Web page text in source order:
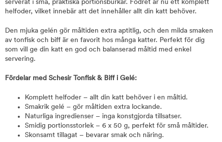
serverat i små, praktiska portionsburkar. Fodret är nu ett komplett
helfoder, vilket innebär att det innehåller allt din katt behöver.
Den mjuka gelén gör måltiden extra aptitlig, och den milda smaken
av tonfisk och biff är en favorit hos många katter. Perfekt för dig
som vill ge din katt en god och balanserad måltid med enkel
servering.
Fördelar med Schesir Tonfisk & Biff i Gelé:
Komplett helfoder – allt din katt behöver i en måltid.
Smakrik gelé – gör måltiden extra lockande.
Naturliga ingredienser – inga konstgjorda tillsatser.
Smidig portionsstorlek – 6 x 50 g, perfekt för små måltider.
Skonsamt tillagat – bevarar smak och näring.